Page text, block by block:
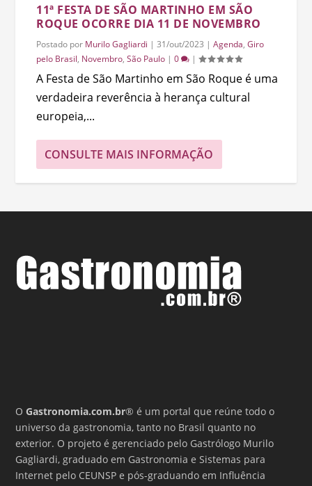
11ª FESTA DE SÃO MARTINHO EM SÃO
ROQUE OCORRE DIA 11 DE NOVEMBRO
Postado por Murilo Gagliardi |31/out/2023 |Agenda,Giro
pelo Brasil, Novembro,São Paulo |0 |
A Festa de São Martinho em São Roque é uma
verdadeira reverência à herança cultural
europeia,...
CONSULTE MAIS INFORMAÇÃO
OGastronomia.com.br® é um portal que reúne todo o
universo da gastronomia, tanto no Brasil quanto no
exterior. O projeto é gerenciado pelo Gastrólogo Murilo
Gagliardi, graduado em Gastronomia e Sistemas para
Internet pelo CEUNSP e pós-graduando em Influência